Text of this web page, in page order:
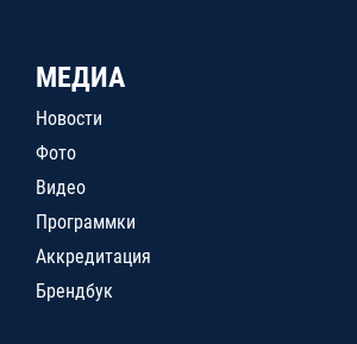
МЕДИА
Новости
Фото
Видео
Программки
Аккредитация
Брендбук